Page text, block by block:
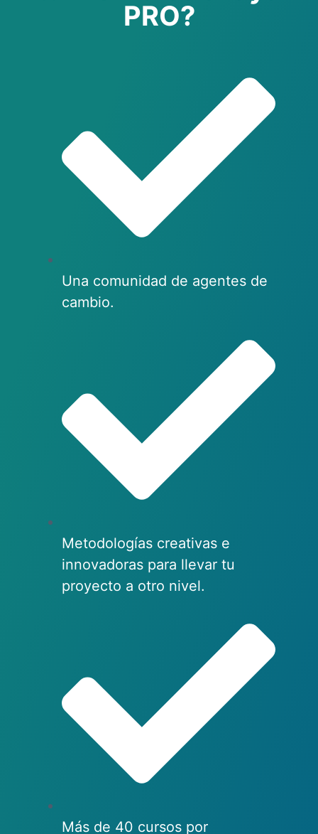
PRO?
Una comunidad de agentes de
cambio.
Metodologías creativas e
innovadoras para llevar tu
proyecto a otro nivel.
Más de 40 cursos por